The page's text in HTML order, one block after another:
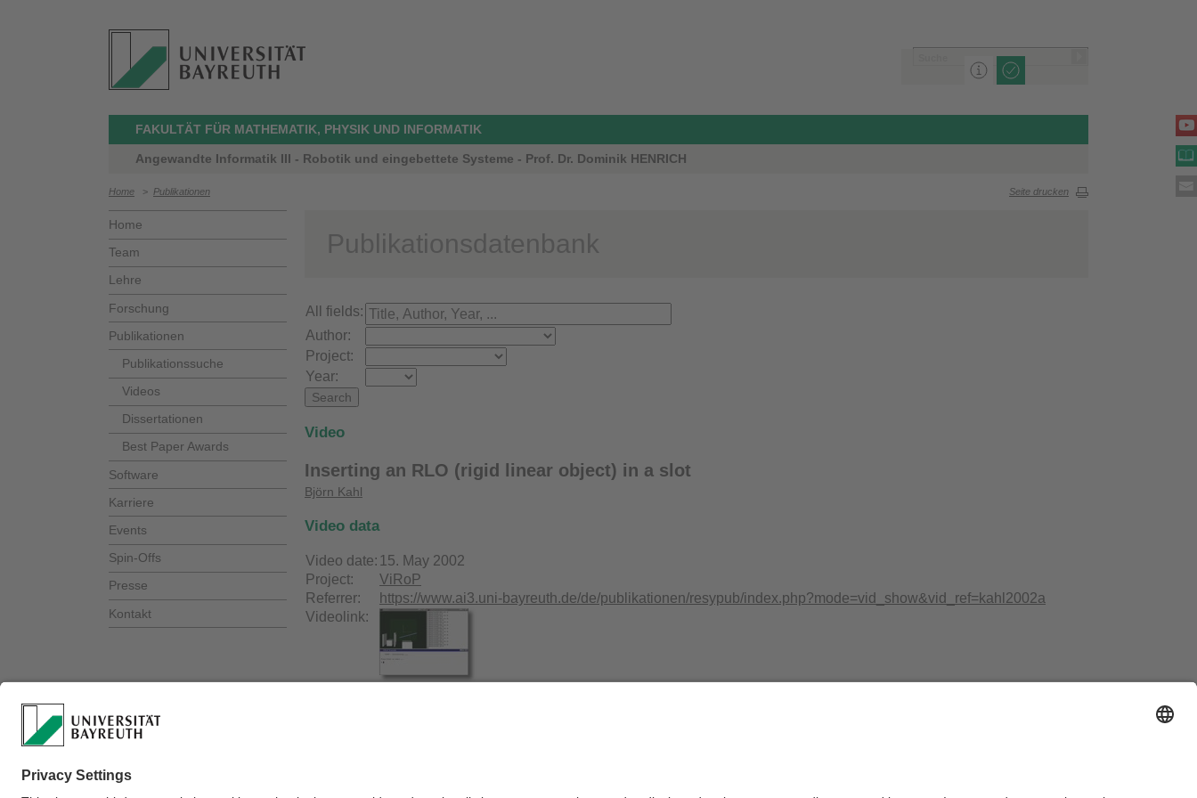
FAKULTÄT FÜR MATHEMATIK, PHYSIK UND INFORMATIK
Angewandte Informatik III - Robotik und eingebettete Systeme - Prof. Dr. Dominik HENRICH
Home > Publikationen Seite drucken
Home
Team
Lehre
Forschung
Publikationen
Publikationssuche
Videos
Dissertationen
Best Paper Awards
Software
Karriere
Events
Spin-Offs
Presse
Kontakt
Publikationsdatenbank
All fields:
Author:
Project:
Year:
Video
Inserting an RLO (rigid linear object) in a slot
Björn Kahl
Video data
Video date: 15. May 2002
Project:
ViRoP
Referrer:
https://www.ai3.uni-bayreuth.de/de/publikationen/resypub/index.php?mode=vid_show&vid_ref=kahl2002a
Videolink: